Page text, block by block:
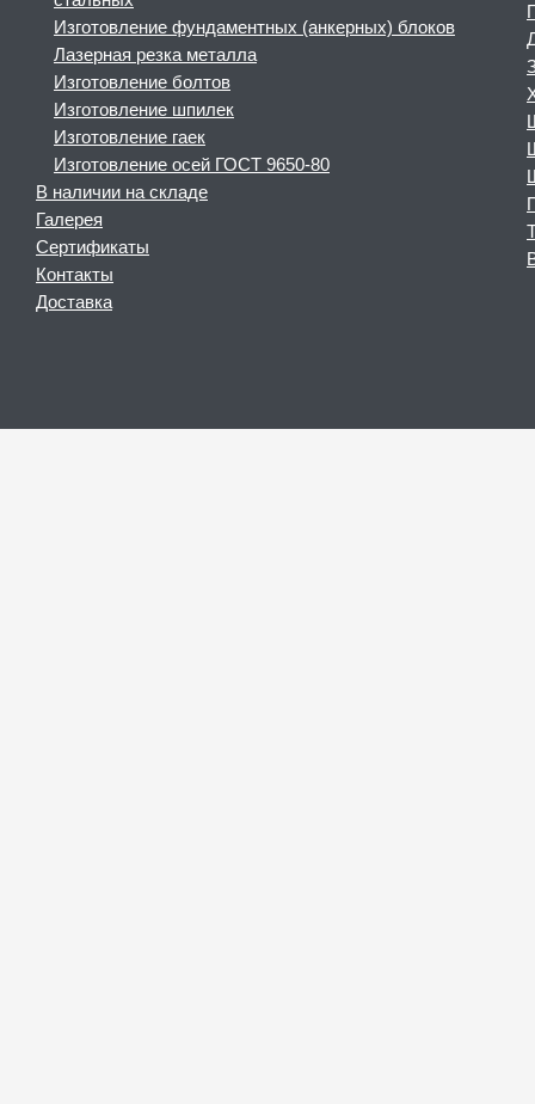
Изготовление фундаментных (анкерных) блоков
Лазерная резка металла
Изготовление болтов
Изготовление шпилек
Изготовление гаек
Изготовление осей ГОСТ 9650-80
В наличии на складе
Галерея
Сертификаты
Контакты
Доставка